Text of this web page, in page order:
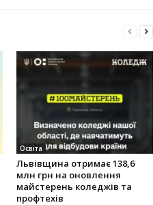
Освіта
Львівщина отримає 138,6
млн грн на оновлення
майстерень коледжів та
профтехів